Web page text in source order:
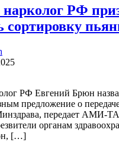
РФ
сортировку
РФ Евгений Брюн
предложение о
передает АМИ-
органам
[…]